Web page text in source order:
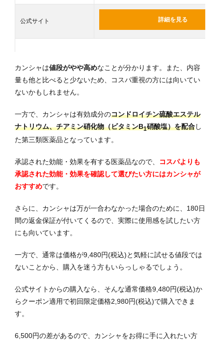
公式サイト 詳細を見る
カンシャは値段がやや高めなことが分かります。また、内容
量も他と比べると少ないため、コスパ重視の方には向いてい
ないかもしれません。
一方で、カンシャは有効成分のコンドロイチン硫酸エステル
ナトリウム、チアミン硝化物（ビタミンB1硝酸塩）を配合し
た第三類医薬品となっています。
承認された効能・効果を有する医薬品なので、
コスパよりも
承認された効能・効果を確認して選びたい方にはカンシャが
おすすめです。
さらに、カンシャは万が一合わなかった場合のために、180日
間の返金保証が付いてくるので、実際に使用感を試したい方
にも向いています。
一方で、通常は価格が9,480円(税込)と気軽に試せる値段では
ないことから、購入を迷う方もいらっしゃるでしょう。
公式サイトからの購入なら、そんな通常価格9,480円(税込)か
らクーポン適用で初回限定価格2,980円(税込)で購入できま
す。
6,500円の差があるので、カンシャをお得に手に入れたい方